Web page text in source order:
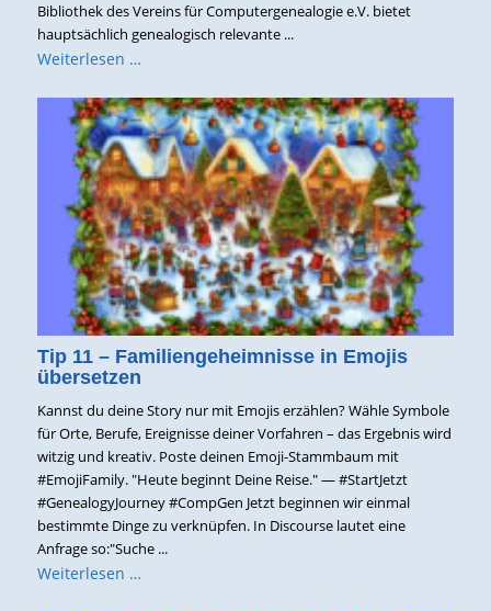
Bibliothek des Vereins für Computergenealogie e.V. bietet
hauptsächlich genealogisch relevante ...
Weiterlesen …
Tip 11 – Familiengeheimnisse in Emojis
übersetzen
Kannst du deine Story nur mit Emojis erzählen? Wähle Symbole
für Orte, Berufe, Ereignisse deiner Vorfahren – das Ergebnis wird
witzig und kreativ. Poste deinen Emoji-Stammbaum mit
#EmojiFamily. "Heute beginnt Deine Reise." — #StartJetzt
#GenealogyJourney #CompGen Jetzt beginnen wir einmal
bestimmte Dinge zu verknüpfen. In Discourse lautet eine
Anfrage so:"Suche ...
Weiterlesen …